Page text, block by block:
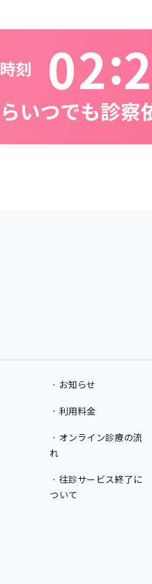
02 2
お知らせ
利用料金
オンライン診療の流
れ
往診サービス終了に
ついて